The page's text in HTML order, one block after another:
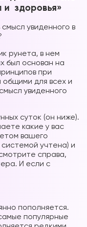
и здоровья»
увиденного в
рунета, в нем
был основан на
при
общими для всех и
увиденного
суток (он ниже).
какие у вас
вашего
учтена) и
справа,
И если с
пополняется.
популярные